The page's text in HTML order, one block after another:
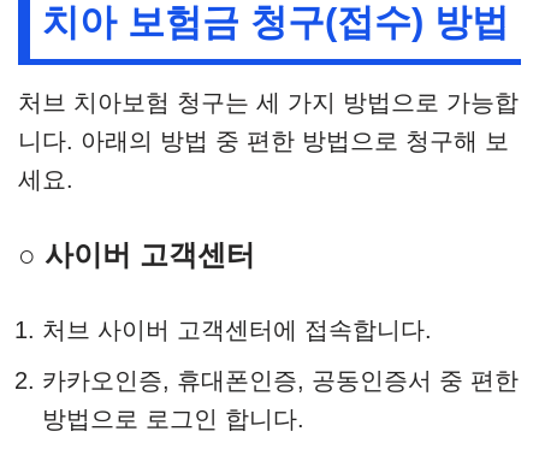
치아 보험금 청구(접수) 방법
처브 치아보험 청구는 세 가지 방법으로 가능합
니다. 아래의 방법 중 편한 방법으로 청구해 보
세요.
○ 사이버 고객센터
처브 사이버 고객센터에 접속합니다.
카카오인증, 휴대폰인증, 공동인증서 중 편한
방법으로 로그인 합니다.